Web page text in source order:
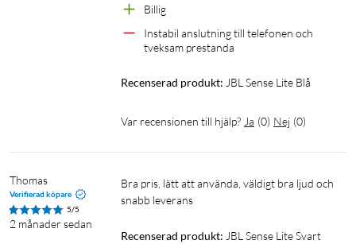
Frekvensområde: 20 Hz – 20 kHz
Laddningsfodral: 64,5 g
Bluetooth-profiler: A2DP V1.4, AVRCP V1.6.3, HFP V1.8
Bluetooth-frekvens: 2,4–2,4835 GHz
Bluetooth-version: 5.4
Billig
Instabil anslutning till telefonen och
tveksam prestanda
Recenserad produkt: JBL Sense Lite Blå
Var recensionen till hjälp? Ja (0) Nej (0)
Thomas
Verifierad köpare
5/5
2 månader sedan
Bra pris, lätt att använda, väldigt bra ljud och
snabb leverans
Recenserad produkt: JBL Sense Lite Svart